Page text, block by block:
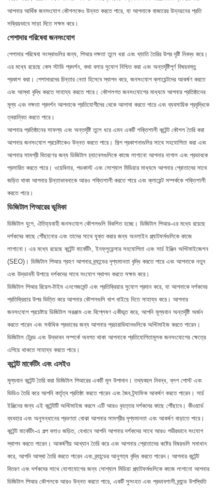
আপনার আর্থিক জনসংযোগ কৌশলকেও উন্নত করতে পারে, যা আপনাকে বাজারের উন্নয়নের প্রতি
সক্রিয়ভাবে সাড়া দিতে সক্ষম করে।
পেশাদার পরিষেবা জনসংযোগ
পেশাদার পরিষেবা সংস্থাগুলির জন্য, পিআর দক্ষতা তুলে ধরা এবং খ্যাতি তৈরির উপর দৃষ্টি নিবদ্ধ করে।
এর মধ্যে রয়েছে কেস স্টাডি প্রদর্শন, কথা বলার সুযোগ নিশ্চিত করা এবং অন্তর্দৃষ্টিপূর্ণ বিষয়বস্তু
প্রকাশ করা। পেশাদারদের চিন্তার নেতা হিসেবে স্থাপন করে, জনসংযোগ ক্লায়েন্টদের আকর্ষণ করতে
এবং আস্থা বৃদ্ধি করতে সাহায্য করতে পারে। কৌশলগত জনসংযোগের মাধ্যমে আপনার প্রতিষ্ঠানের
মূল্য এবং দক্ষতা প্রদর্শন আপনাকে প্রতিযোগীদের থেকে আলাদা করতে পারে এবং ব্যবসায়িক প্রবৃদ্ধিকে
ত্বরান্বিত করতে পারে।
আপনার প্রতিষ্ঠানের সাফল্য এবং অন্তর্দৃষ্টি তুলে ধরে এমন একটি শক্তিশালী কন্টেন্ট কৌশল তৈরি করা
আপনার জনসংযোগ প্রচেষ্টাকেও উন্নত করতে পারে। শিল্প প্রকাশনাগুলির সাথে সহযোগিতা করা এবং
আপনার সামগ্রী বিতরণের জন্য ডিজিটাল চ্যানেলগুলিকে কাজে লাগানো আপনার নাগাল এবং প্রভাবকে
প্রসারিত করতে পারে। ওয়েবিনার, পডকাস্ট এবং সোশ্যাল মিডিয়ার মাধ্যমে আপনার শ্রোতাদের সাথে
জড়িত থাকা আপনার চিন্তাভাবনাকে আরও শক্তিশালী করতে পারে এবং ক্লায়েন্ট সম্পর্ককে শক্তিশালী
করতে পারে।
ডিজিটাল পিআরের ভূমিকা
ডিজিটাল যুগে, ঐতিহ্যবাহী জনসংযোগ কৌশলগুলি বিকশিত হচ্ছে। ডিজিটাল পিআর-এর মধ্যে রয়েছে
দর্শকদের কাছে পৌঁছানোর এবং তাদের সাথে যুক্ত করার জন্য অনলাইন প্ল্যাটফর্মগুলিকে কাজে
লাগানো। এর মধ্যে রয়েছে কন্টেন্ট মার্কেটিং, ইনফ্লুয়েন্সার সহযোগিতা এবং সার্চ ইঞ্জিন অপ্টিমাইজেশন
(SEO)। ডিজিটাল পিআর গ্রহণ আপনার ব্র্যান্ডের দৃশ্যমানতা বৃদ্ধি করতে পারে এবং আপনাকে নতুন
এবং উদ্ভাবনী উপায়ে দর্শকদের সাথে সংযোগ স্থাপন করতে সক্ষম করে।
ডিজিটাল পিআর রিয়েল-টাইম এনগেজমেন্ট এবং প্রতিক্রিয়ার সুযোগ প্রদান করে, যা আপনাকে দর্শকদের
প্রতিক্রিয়ার উপর ভিত্তি করে আপনার কৌশলগুলি খাপ খাইয়ে নিতে সাহায্য করে। আপনার
জনসংযোগ প্রচেষ্টায় ডিজিটাল সরঞ্জাম এবং বিশ্লেষণ একীভূত করে, আপনি মূল্যবান অন্তর্দৃষ্টি অর্জন
করতে পারেন এবং সর্বাধিক প্রভাবের জন্য আপনার প্রচারাভিযানগুলিকে অপ্টিমাইজ করতে পারেন।
ডিজিটাল ট্রেন্ড এবং উদ্ভাবন সম্পর্কে অবগত থাকা আপনাকে প্রতিযোগিতামূলক জনসংযোগের ক্ষেত্রে
এগিয়ে থাকতে সাহায্য করতে পারে।
কন্টেন্ট মার্কেটিং এবং এসইও
মূল্যবান কন্টেন্ট তৈরি করা ডিজিটাল পিআরের একটি মূল উপাদান। তথ্যবহুল নিবন্ধ, ব্লগ পোস্ট এবং
ভিডিও তৈরি করে আপনি কর্তৃত্ব প্রতিষ্ঠা করতে পারেন এবং জৈব ট্র্যাফিক আকর্ষণ করতে পারেন। সার্চ
ইঞ্জিনের জন্য এই কন্টেন্টটি অপ্টিমাইজ করলে এটি আরও বৃহত্তর দর্শকদের কাছে পৌঁছাবে। কীওয়ার্ড
ব্যবহার এবং অনুসন্ধানের প্রবণতা বোঝা আপনার সামগ্রীর দৃশ্যমানতা এবং আকর্ষণ বাড়াতে পারে।
কন্টেন্ট মার্কেটিং-এ গল্প বলাও জড়িত, যেখানে আপনি আপনার দর্শকদের সাথে আরও গভীরভাবে সংযোগ
স্থাপন করতে পারেন। আকর্ষণীয় আখ্যান তৈরি করে এবং আপনার শ্রোতাদের কষ্টের বিষয়গুলি সমাধান
করে, আপনি আস্থা তৈরি করতে পারেন এবং ব্র্যান্ডের আনুগত্য বৃদ্ধি করতে পারেন। আপনার কন্টেন্ট
বিতরণ এবং দর্শকদের সাথে যোগাযোগের জন্য সোশ্যাল মিডিয়া প্ল্যাটফর্মগুলিকে কাজে লাগানো আপনার
ডিজিটাল পিআর কৌশলকে আরও উন্নত করতে পারে, একটি সুসংহত এবং প্রভাবশালী ব্র্যান্ড উপস্থিতি